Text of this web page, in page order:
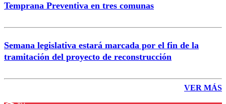
Temprana Preventiva en tres comunas
Semana legislativa estará marcada por el fin de la
tramitación del proyecto de reconstrucción
VER MÁS